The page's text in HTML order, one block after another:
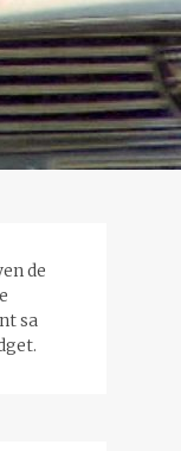
de
sa